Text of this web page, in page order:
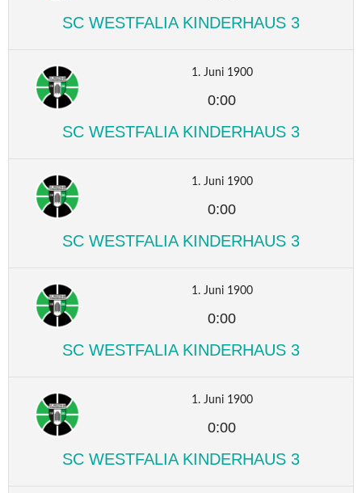
SC WESTFALIA KINDERHAUS 3
1. Juni 1900
0:00
SC WESTFALIA KINDERHAUS 3
1. Juni 1900
0:00
SC WESTFALIA KINDERHAUS 3
1. Juni 1900
0:00
SC WESTFALIA KINDERHAUS 3
1. Juni 1900
0:00
SC WESTFALIA KINDERHAUS 3